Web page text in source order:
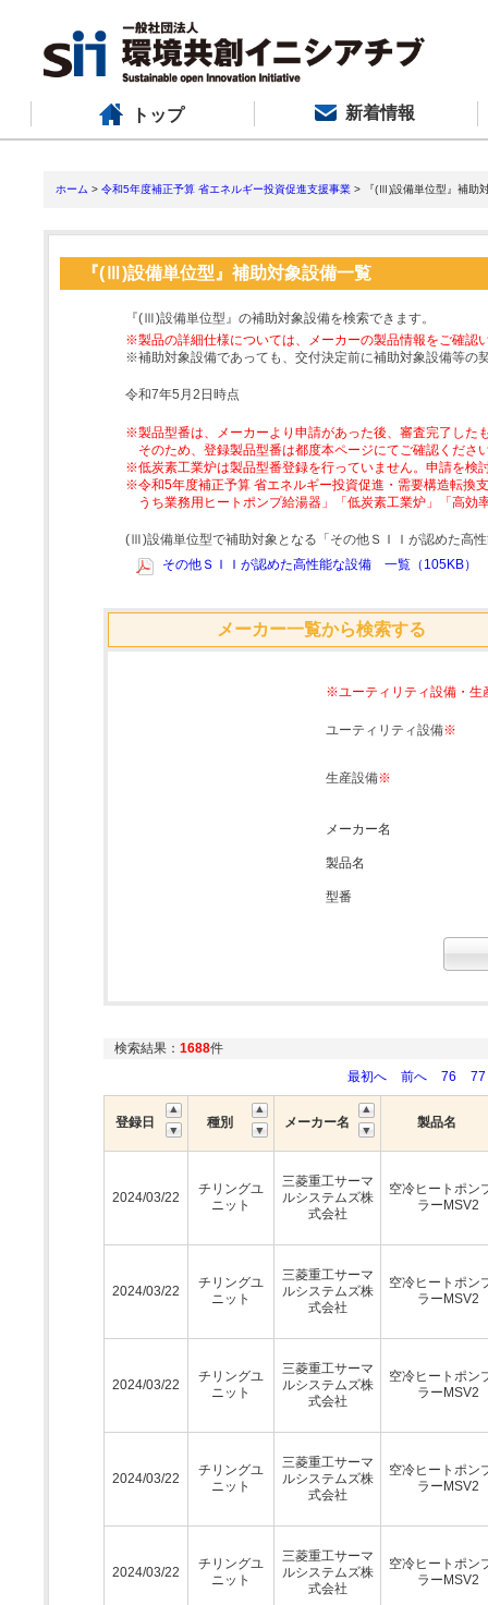
トップ 新着情報
ホーム > 令和5年度補正予算 省エネルギー投資促進支援事業 > 『(Ⅲ)設備単位型』補助
『(Ⅲ)設備単位型』補助対象設備一覧
『(Ⅲ)設備単位型』の補助対象設備を検索できます。
※製品の詳細仕様については、メーカーの製品情報をご確認
※補助対象設備であっても、交付決定前に補助対象設備等の
令和7年5月2日時点
※製品型番は、メーカーより申請があった後、審査完了した
そのため、登録製品型番は都度本ページにてご確認くださ
※低炭素工業炉は製品型番登録を行っていません。申請を検
※令和5年度補正予算 省エネルギー投資促進・需要構造転換
うち業務用ヒートポンプ給湯器」「低炭素工業炉」「高
(Ⅲ)設備単位型で補助対象となる「その他ＳＩＩが認めた高
その他ＳＩＩが認めた高性能な設備 一覧（105KB）
メーカー一覧から検索する
※ユーティリティ設備・生
ユーティリティ設備※
生産設備※
メーカー名
製品名
型番
検索結果： 1688件
最初へ
前へ 76 77
登録日 種別 メーカー名 製品名
2024/03/22
チリングユ
ニット
三菱重工サーマ
ルシステムズ株
式会社
空冷ヒートポン
ラーMSV2
2024/03/22
チリングユ
ニット
三菱重工サーマ
ルシステムズ株
式会社
空冷ヒートポン
ラーMSV2
2024/03/22
チリングユ
ニット
三菱重工サーマ
ルシステムズ株
式会社
空冷ヒートポン
ラーMSV2
2024/03/22
チリングユ
ニット
三菱重工サーマ
ルシステムズ株
式会社
空冷ヒートポン
ラーMSV2
2024/03/22
チリングユ
ニット
三菱重工サーマ
ルシステムズ株
式会社
空冷ヒートポン
ラーMSV2